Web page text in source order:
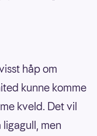
håp om
kunne komme
kveld. Det vil
men